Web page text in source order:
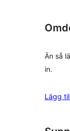
Än så
in.
Lägg